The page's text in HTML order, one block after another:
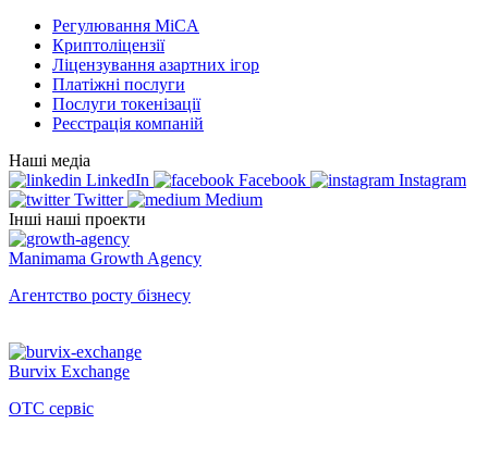
Регулювання MiCA
Криптоліцензії
Ліцензування азартних ігор
Платіжні послуги
Послуги токенізації
Реєстрація компаній
Наші медіа
LinkedIn
Facebook
Instagram
Twitter
Medium
Інші наші проекти
Manimama Growth Agency
Агентство росту бізнесу
Burvix Exchange
OTC сервіс